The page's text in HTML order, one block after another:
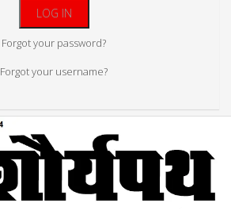
Forgot your password?
Forgot your username?